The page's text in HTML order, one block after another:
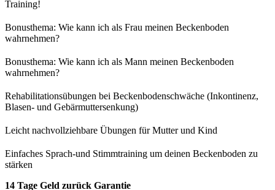
Training!
Bonusthema: Wie kann ich als Frau meinen Beckenboden
wahrnehmen?
Bonusthema: Wie kann ich als Mann meinen Beckenboden
wahrnehmen?
Rehabilitationsübungen bei Beckenbodenschwäche (Inkontinenz,
Blasen- und Gebärmuttersenkung)
Leicht nachvollziehbare Übungen für Mutter und Kind
Einfaches Sprach-und Stimmtraining um deinen Beckenboden zu
stärken
14 Tage Geld zurück Garantie